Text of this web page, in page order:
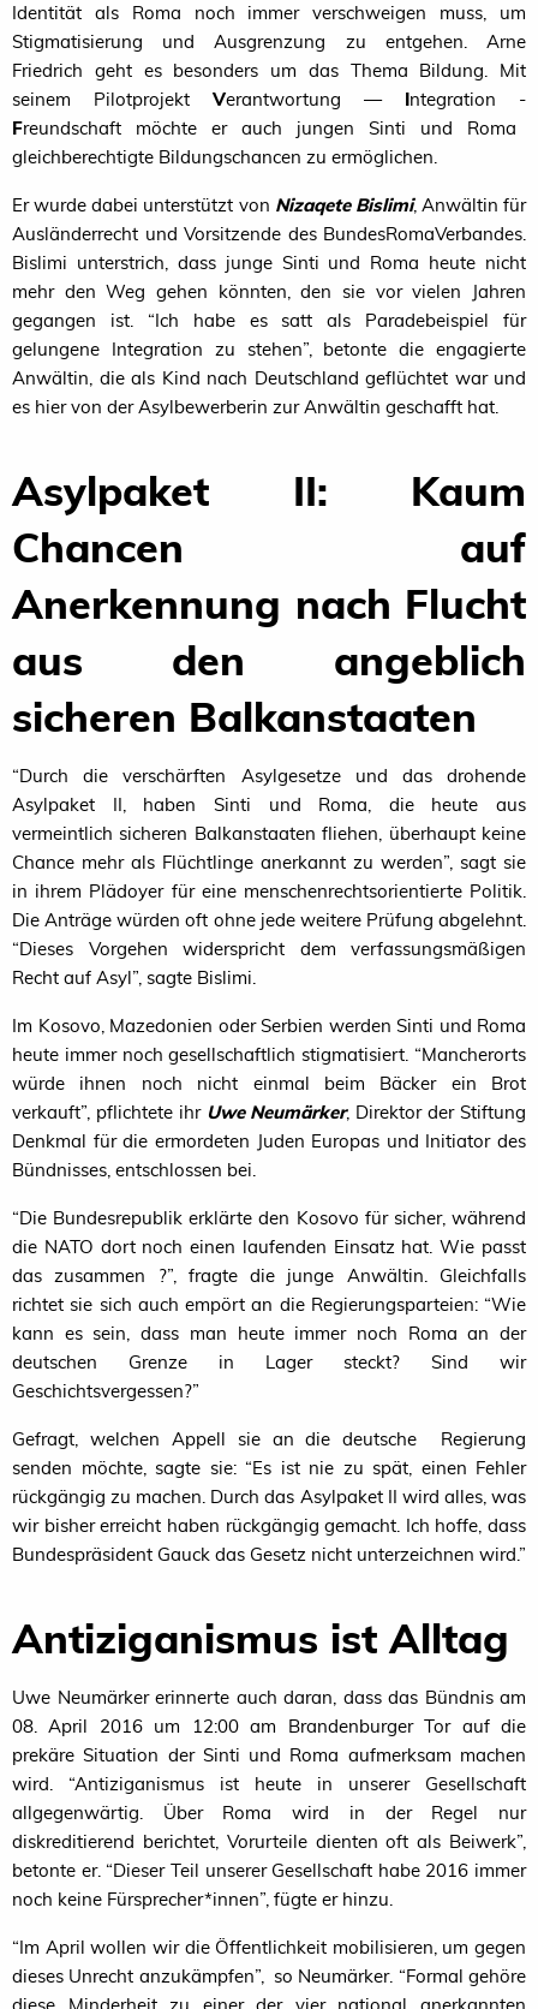
Identität als Roma noch immer verschweigen muss, um
Stigmatisierung und Ausgrenzung zu entgehen. Arne
Friedrich geht es besonders um das Thema Bildung. Mit
seinem Pilotprojekt Verantwortung — Integration -
Freundschaft möchte er auch jungen Sinti und Roma
gleichberechtigte Bildungschancen zu ermöglichen.
Er wurde dabei unterstützt von Nizaqete Bislimi, Anwältin für
Ausländerrecht und Vorsitzende des BundesRomaVerbandes.
Bislimi unterstrich, dass junge Sinti und Roma heute nicht
mehr den Weg gehen könnten, den sie vor vielen Jahren
gegangen ist. “Ich habe es satt als Paradebeispiel für
gelungene Integration zu stehen”, betonte die engagierte
Anwältin, die als Kind nach Deutschland geflüchtet war und
es hier von der Asylbewerberin zur Anwältin geschafft hat.
Asylpaket II: Kaum
Chancen auf
Anerkennung nach Flucht
aus den angeblich
sicheren Balkanstaaten
“Durch die verschärften Asylgesetze und das drohende
Asylpaket II, haben Sinti und Roma, die heute aus
vermeintlich sicheren Balkanstaaten fliehen, überhaupt keine
Chance mehr als Flüchtlinge anerkannt zu werden”, sagt sie
in ihrem Plädoyer für eine menschenrechtsorientierte Politik.
Die Anträge würden oft ohne jede weitere Prüfung abgelehnt.
“Dieses Vorgehen widerspricht dem verfassungsmäßigen
Recht auf Asyl”, sagte Bislimi.
Im Kosovo, Mazedonien oder Serbien werden Sinti und Roma
heute immer noch gesellschaftlich stigmatisiert. “Mancherorts
würde ihnen noch nicht einmal beim Bäcker ein Brot
verkauft”, pflichtete ihr Uwe Neumärker, Direktor der Stiftung
Denkmal für die ermordeten Juden Europas und Initiator des
Bündnisses, entschlossen bei.
“Die Bundesrepublik erklärte den Kosovo für sicher, während
die NATO dort noch einen laufenden Einsatz hat. Wie passt
das zusammen ?”, fragte die junge Anwältin. Gleichfalls
richtet sie sich auch empört an die Regierungsparteien: “Wie
kann es sein, dass man heute immer noch Roma an der
deutschen Grenze in Lager steckt? Sind wir
Geschichtsvergessen?”
Gefragt, welchen Appell sie an die deutsche Regierung
senden möchte, sagte sie: “Es ist nie zu spät, einen Fehler
rückgängig zu machen. Durch das Asylpaket II wird alles, was
wir bisher erreicht haben rückgängig gemacht. Ich hoffe, dass
Bundespräsident Gauck das Gesetz nicht unterzeichnen wird.”
Antiziganismus ist Alltag
Uwe Neumärker erinnerte auch daran, dass das Bündnis am
08. April 2016 um 12:00 am Brandenburger Tor auf die
prekäre Situation der Sinti und Roma aufmerksam machen
wird. “Antiziganismus ist heute in unserer Gesellschaft
allgegenwärtig. Über Roma wird in der Regel nur
diskreditierend berichtet, Vorurteile dienten oft als Beiwerk”,
betonte er. “Dieser Teil unserer Gesellschaft habe 2016 immer
noch keine Fürsprecher*innen”, fügte er hinzu.
“Im April wollen wir die Öffentlichkeit mobilisieren, um gegen
dieses Unrecht anzukämpfen”, so Neumärker. “Formal gehöre
diese Minderheit zu einer der vier national anerkannten